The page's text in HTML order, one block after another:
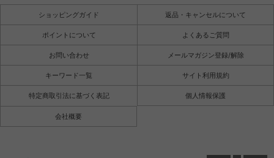
ショッピングガイド 返品・キャンセルについて
ポイントについて よくあるご質問
お問い合わせ メールマガジン登録/解除
キーワード一覧 サイト利用規約
特定商取引法に基づく表記 個人情報保護
会社概要